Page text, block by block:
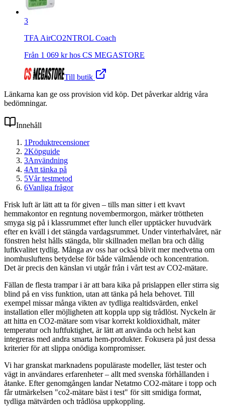
3
TFA AirCO2NTROL Coach
Från 1 069 kr hos CS MEGASTORE
Till butik
Länkarna kan ge oss provision vid köp. Det påverkar aldrig våra
bedömningar.
Innehåll
1Produktrecensioner
2Köpguide
3Användning
4Att tänka på
5Vår testmetod
6Vanliga frågor
Frisk luft är lätt att ta för given – tills man sitter i ett kvavt
hemmakontor en regntung novembermorgon, märker tröttheten
smyga sig på i klassrummet efter lunch eller upptäcker huvudvärk
efter en kväll i det stängda vardagsrummet. Under vinterhalvåret, när
fönstren helst hålls stängda, blir skillnaden mellan bra och dålig
luftkvalitet tydlig. Många av oss har också blivit mer medvetna om
inomhusluftens betydelse för både välmående och koncentration.
Det är precis den känslan vi utgår från i vårt test av CO2-mätare.
Fällan de flesta trampar i är att bara kika på prislappen eller stirra sig
blind på en viss funktion, utan att tänka på hela behovet. Till
exempel missar många vikten av tydliga realtidsvärden, enkel
installation eller möjligheten att koppla upp sig trådlöst. Nyckeln är
att hitta en CO2-mätare som visar korrekt koldioxidhalt, mäter
temperatur och luftfuktighet, är lätt att använda och helst kan
integreras med andra smarta hem-produkter. Fokusera på just dessa
kriterier för att slippa onödiga kompromisser.
Vi har granskat marknadens populäraste modeller, läst tester och
vägt in användares erfarenheter – allt med svenska förhållanden i
åtanke. Efter genomgången landar Netatmo CO2-mätare i topp och
får utmärkelsen "co2-mätare bäst i test" för sitt smidiga format,
tydliga mätvärden och trådlösa uppkoppling.